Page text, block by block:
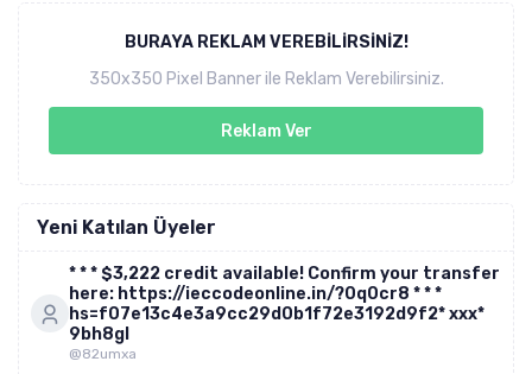
BURAYA REKLAM VEREBILIRSINIZ!
350x350 Pixel Banner ile Reklam Verebilirsiniz.
Reklam Ver
Yeni Katılan Üyeler
* * * $3,222 credit available! Confirm your transfer
here: https://ieccodeonline.in/?0q0cr8 * * *
hs=f07e13c4e3a9cc29d0b1f72e3192d9f2* ххх*
9bh8gl
@82umxa